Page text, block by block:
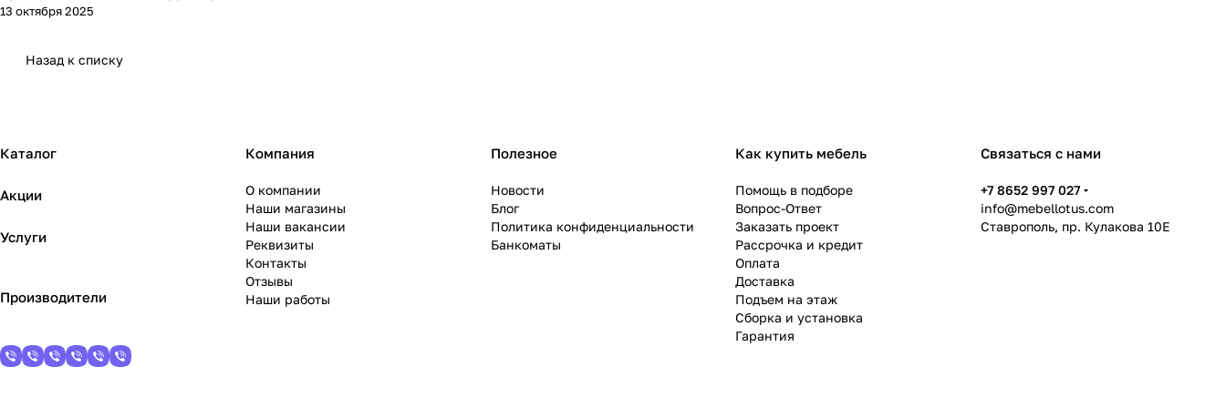
13 октября 2025
Назад к списку
Каталог
Акции
Услуги
Производители
Компания
О компании
Наши магазины
Наши вакансии
Реквизиты
Контакты
Отзывы
Наши работы
Полезное
Новости
Блог
Политика конфиденциальности
Банкоматы
Как купить мебель
Помощь в подборе
Вопрос-Ответ
Заказать проект
Рассрочка и кредит
Оплата
Доставка
Подъем на этаж
Сборка и установка
Гарантия
Связаться с нами
+7 8652 997 027
info@mebellotus.com
Ставрополь, пр. Кулакова 10Е